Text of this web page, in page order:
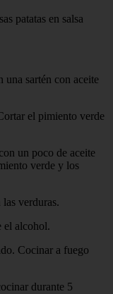
patatas en salsa
una sartén con aceite
el pimiento verde
un poco de aceite
verde y los
verduras.
el alcohol.
Cocinar a fuego
durante 5